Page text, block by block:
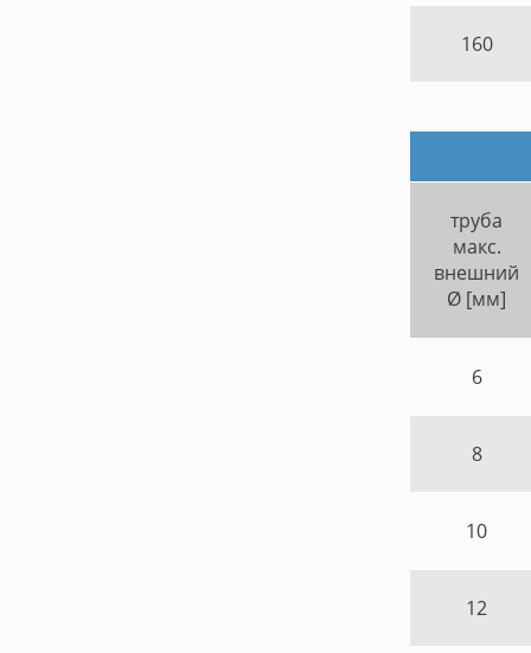
160
труба
макс.
внешний
Ø [мм]
6
8
10
12